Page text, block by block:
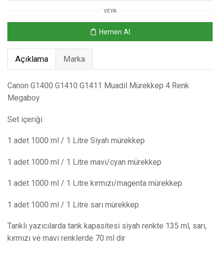
VEYA
Hemen Al
Açıklama Marka
Canon G1400 G1410 G1411 Muadil Mürekkep 4 Renk
Megaboy
Set içeriği:
1 adet 1000 ml / 1 Litre Siyah mürekkep
1 adet 1000 ml / 1 Litre mavi/cyan mürekkep
1 adet 1000 ml / 1 Litre kırmızı/magenta mürekkep
1 adet 1000 ml / 1 Litre sarı mürekkep
Tanklı yazıcılarda tank kapasitesi siyah renkte 135 ml, sarı,
kırmızı ve mavi renklerde 70 ml dir